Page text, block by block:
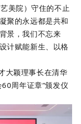
美院）守住的不止
聚的永远都是共和
景，我们不忘来
计赋能新生、以格
大颖理事长在清华
60周年证章”颁发仪